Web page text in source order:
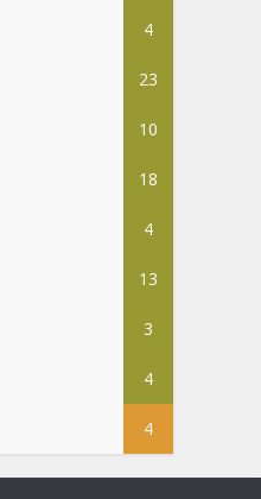
4
23
10
18
4
13
3
4
4